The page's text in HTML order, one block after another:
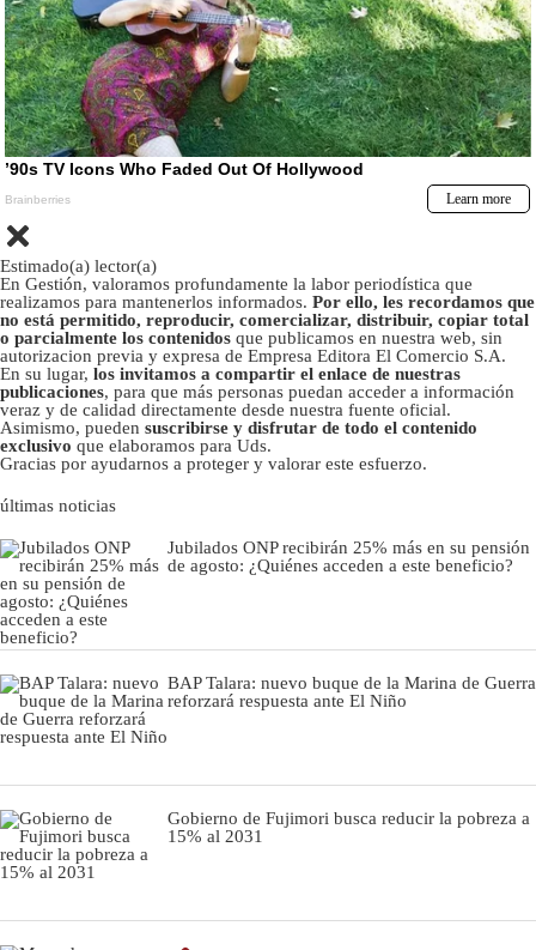
Estimado(a) lector(a)
En Gestión, valoramos profundamente la labor periodística que
realizamos para mantenerlos informados. Por ello, les recordamos que
no está permitido, reproducir, comercializar, distribuir, copiar total
o parcialmente los contenidos que publicamos en nuestra web, sin
autorizacion previa y expresa de Empresa Editora El Comercio S.A.
En su lugar, los invitamos a compartir el enlace de nuestras
publicaciones, para que más personas puedan acceder a información
veraz y de calidad directamente desde nuestra fuente oficial.
Asimismo, pueden suscribirse y disfrutar de todo el contenido
exclusivo que elaboramos para Uds.
Gracias por ayudarnos a proteger y valorar este esfuerzo.
últimas noticias
Jubilados ONP recibirán 25% más en su pensión
de agosto: ¿Quiénes acceden a este beneficio?
BAP Talara: nuevo buque de la Marina de Guerra
reforzará respuesta ante El Niño
Gobierno de Fujimori busca reducir la pobreza a
15% al 2031